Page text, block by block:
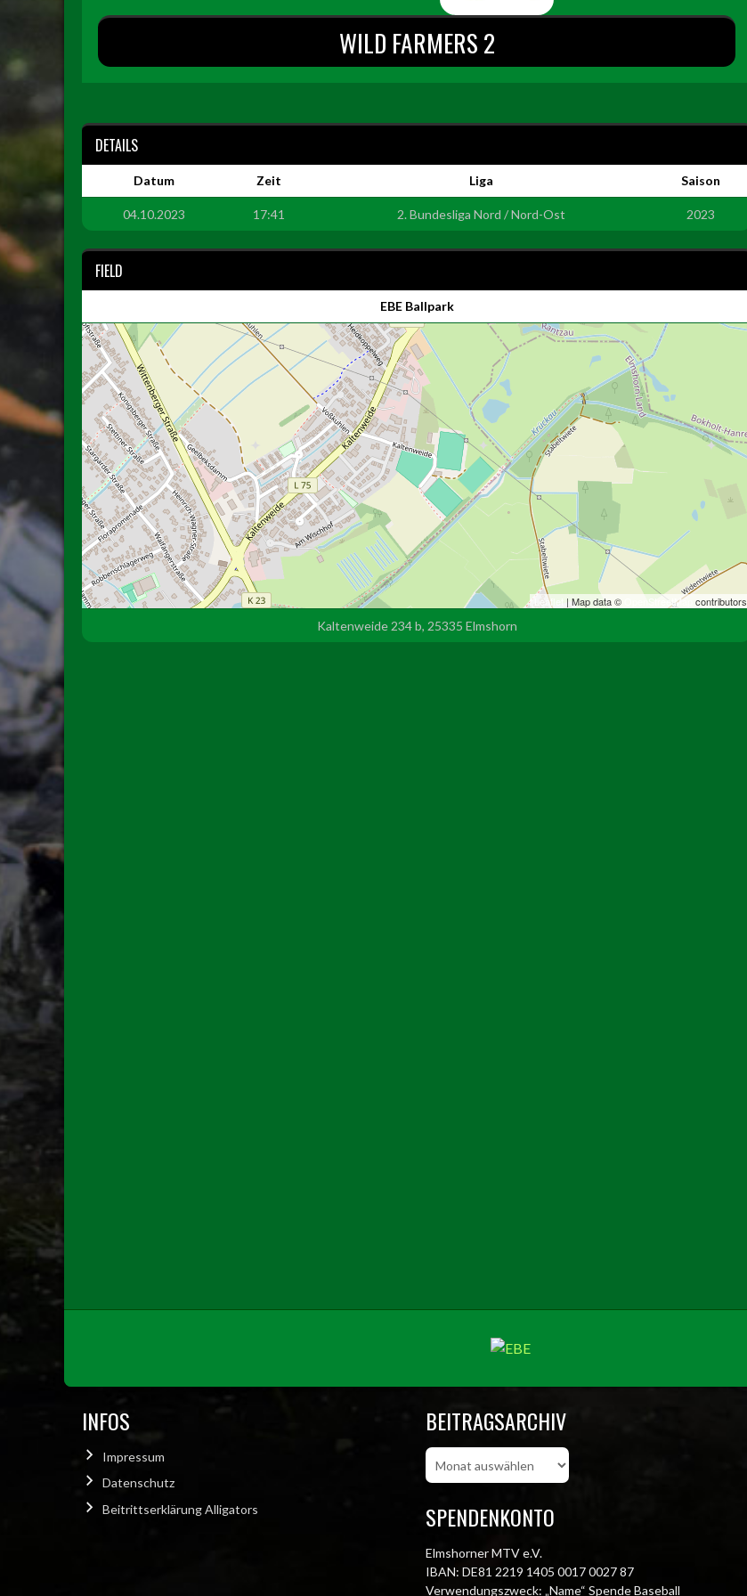
WILD FARMERS 2
DETAILS
Datum Zeit Liga Saison
04.10.2023 17:41 2. Bundesliga Nord / Nord-Ost 2023
FIELD
EBE Ballpark
Leaflet | Map data © OpenStreetMap contributors
Kaltenweide 234 b, 25335 Elmshorn
INFOS
Impressum
Datenschutz
Beitrittserklärung Alligators
BEITRAGSARCHIV
Beitragsarchiv
SPENDENKONTO
Elmshorner MTV e.V.
IBAN: DE81 2219 1405 0017 0027 87
Verwendungszweck: „Name“ Spende Baseball